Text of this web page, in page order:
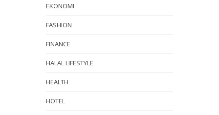
EKONOMI
FASHION
FINANCE
HALAL LIFESTYLE
HEALTH
HOTEL